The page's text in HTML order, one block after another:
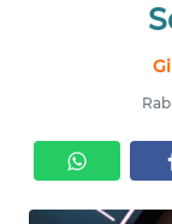
KRIMINAL
EKUIN